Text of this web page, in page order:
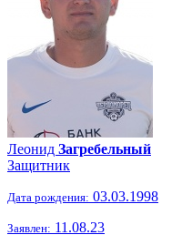
Леонид Загребельный
Защитник
Дата рождения: 03.03.1998
Заявлен: 11.08.23